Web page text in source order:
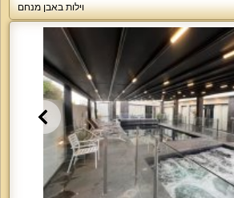
וילות באבן מנחם